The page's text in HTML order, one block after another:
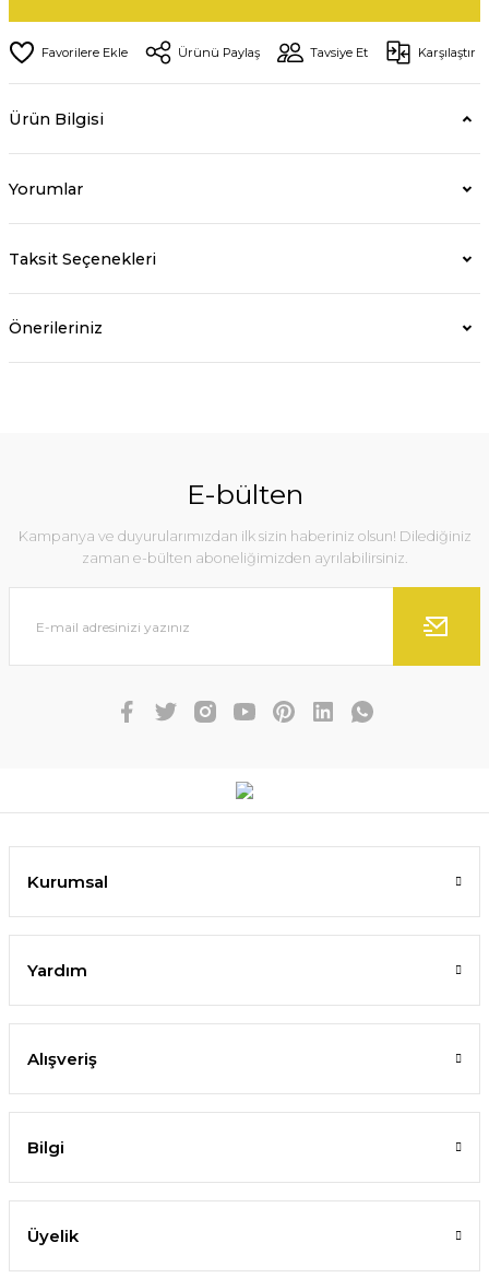
Ürünü Paylaş Tavsiye Et Karşılaştır
Ürün Bilgisi
Yorumlar
Taksit Seçenekleri
Önerileriniz
E-bülten
Kampanya ve duyurularımızdan ilk sizin haberiniz olsun! Dilediğiniz
zaman e-bülten aboneliğimizden ayrılabilirsiniz.
Kurumsal
Yardım
Alışveriş
Bilgi
Üyelik